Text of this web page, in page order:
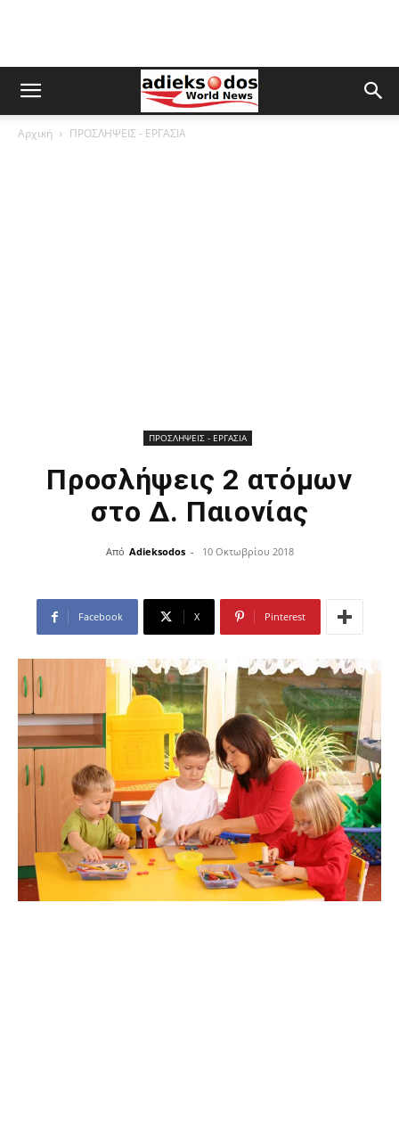
Αρχική ΠΡΟΣΛΗΨΕΙΣ - ΕΡΓΑΣΙΑ
ΠΡΟΣΛΗΨΕΙΣ - ΕΡΓΑΣΙΑ
Προσλήψεις 2 ατόμων
στο Δ. Παιονίας
Από Adieksodos - 10 Οκτωβρίου 2018
Facebook X Pinterest